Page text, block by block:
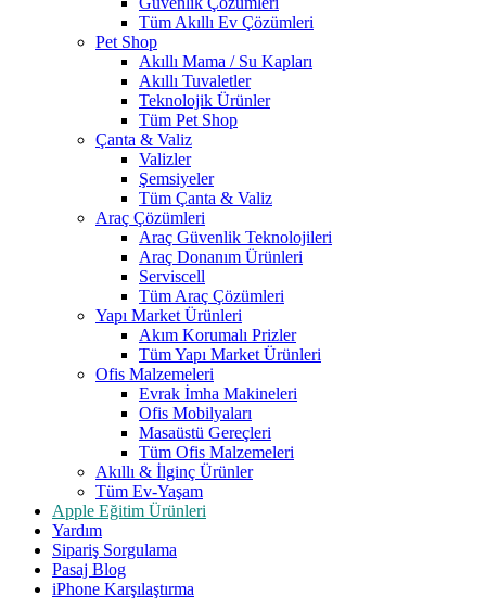
Tüm Akıllı Ev Çözümleri
Pet Shop
Akıllı Mama / Su Kapları
Akıllı Tuvaletler
Teknolojik Ürünler
Tüm Pet Shop
Çanta & Valiz
Valizler
Şemsiyeler
Tüm Çanta & Valiz
Araç Çözümleri
Araç Güvenlik Teknolojileri
Araç Donanım Ürünleri
Serviscell
Tüm Araç Çözümleri
Yapı Market Ürünleri
Akım Korumalı Prizler
Tüm Yapı Market Ürünleri
Ofis Malzemeleri
Evrak İmha Makineleri
Ofis Mobilyaları
Masaüstü Gereçleri
Tüm Ofis Malzemeleri
Akıllı & İlginç Ürünler
Tüm Ev-Yaşam
Apple Eğitim Ürünleri
Yardım
Sipariş Sorgulama
Pasaj Blog
iPhone Karşılaştırma